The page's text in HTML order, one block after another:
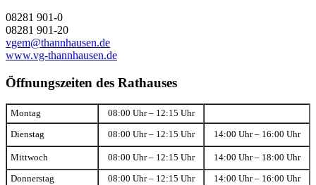
08281 901-0
08281 901-20
vgem@thannhausen.de
www.vg-thannhausen.de
Öffnungszeiten des Rathauses
Montag 08:00 Uhr – 12:15 Uhr
Dienstag 08:00 Uhr – 12:15 Uhr 14:00 Uhr – 16:00 Uhr
Mittwoch 08:00 Uhr – 12:15 Uhr 14:00 Uhr – 18:00 Uhr
Donnerstag 08:00 Uhr – 12:15 Uhr 14:00 Uhr – 16:00 Uhr